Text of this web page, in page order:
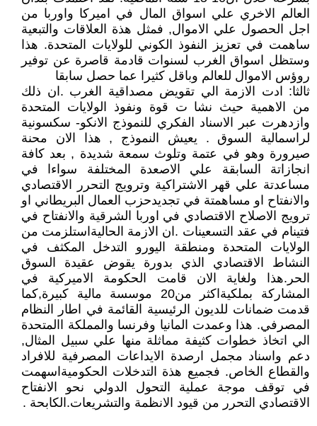
العالم الاخري علي اسواق المال في اميركا واوربا من
اجل الحصول علي الاموال, فمثل هذة العلاقات والتبعية
ساهمت في تعزيز النفوذ الكوني للولايات المتحدة. هذا
وستظل اسواق الغرب لسنوات قادمة قاصرة عن توفير
روؤس الاموال للعالم وباقل كثيرا عما حصل سابقا
ثالثا: ادت الازمة الي تقويض مصداقية الغرب .ان ذلك
من الاهمية حيث نشا ت قوة ونفوذ الولايات المتحدة
وازدهرت عبر الاسناد الفكري للنموذج الانكو- سكسونية
لراسمالية السوق . يعيش النموذج , هذا الان محنة
صيرورة وهو في عتمة وتلوث سمعة شديدة , بعد كافة
انجازاتة السابقة علي الاصعدة المختلفة سواءا في
مساعدتة علي قهر الاشتراكية وترويج التحرر الاقتصادي
والانفتاح او مساهمتة في تجديدحزب العمال البريطاني او
ترويج الاصلاح الاقتصادي في اوربا الشرقية والانفتاح في
فتينام في عقد التسعينات .ان الازمة الحاليةاستلزمت من
الولايات المتحدة ومنطقة اليورو التدخل المكثف في
النشاط الاقتصادي الذي بدورة يقوض عقيدة السوق
الحر.هذا ولغاية الان قامت الحكومة الاميركية في
المشاركة بملكيةاكثر من20 موسسة مالية كبيرة,كما
قدمت ضمانات للديون الرئيسية القائمة في اطار النظام
المصرفي. هذا وعمدت المانيا وفرنسا والمملكة االمتحدة
الي اتخاذ خطوات كثيفة مماثلة منها علي سبيل المثال,
دعم واسناد مجمل ارصدة الايداعات المصرفية للافراد
والقطاع الخاص. فجميع هذة التدخلات الحكوميةاسهمت
في توقف موجة عملية التحول الدولي نحو الانفتاح
الاقتصادي التحرر من قيود الانظمة والتشريعات.الكابحة .